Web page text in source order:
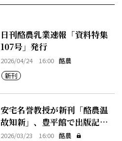
日刊酪農乳業速報「資料特集
107号」発行
2026/04/24 16:00 酪農
新刊
安宅名誉教授が新刊「酪農温
故知新」、豊平館で出版記念
会
2026/03/23 16:00 酪農